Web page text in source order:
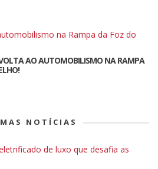
AO AUTOMOBILISMO NA RAMPA
NOTÍCIAS